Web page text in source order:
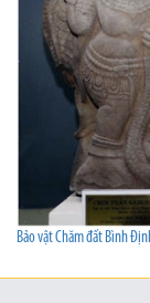
Bảo vật Chăm đất Bình